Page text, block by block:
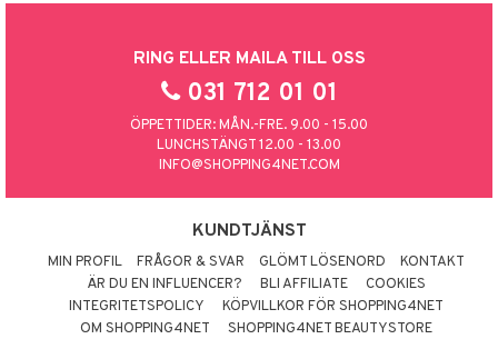
RING ELLER MAILA TILL OSS
031 712 01 01
ÖPPETTIDER: MÅN.-FRE. 9.00 - 15.00
LUNCHSTÄNGT 12.00 - 13.00
INFO@SHOPPING4NET.COM
KUNDTJÄNST
MIN PROFIL FRÅGOR & SVAR GLÖMT LÖSENORD
KONTAKT
ÄR DU EN INFLUENCER?
BLI AFFILIATE
COOKIES
INTEGRITETSPOLICY
KÖPVILLKOR FÖR SHOPPING4NET
OM SHOPPING4NET
SHOPPING4NET BEAUTYSTORE